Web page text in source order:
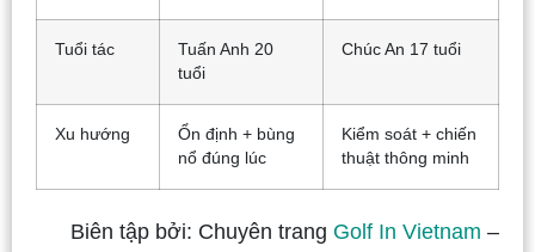
Tuổi tác
Tuấn Anh 20
tuổi
Chúc An 17 tuổi
Xu hướng
Ổn định + bùng
nổ đúng lúc
Kiểm soát + chiến
thuật thông minh
Biên tập bởi: Chuyên trang Golf In Vietnam –